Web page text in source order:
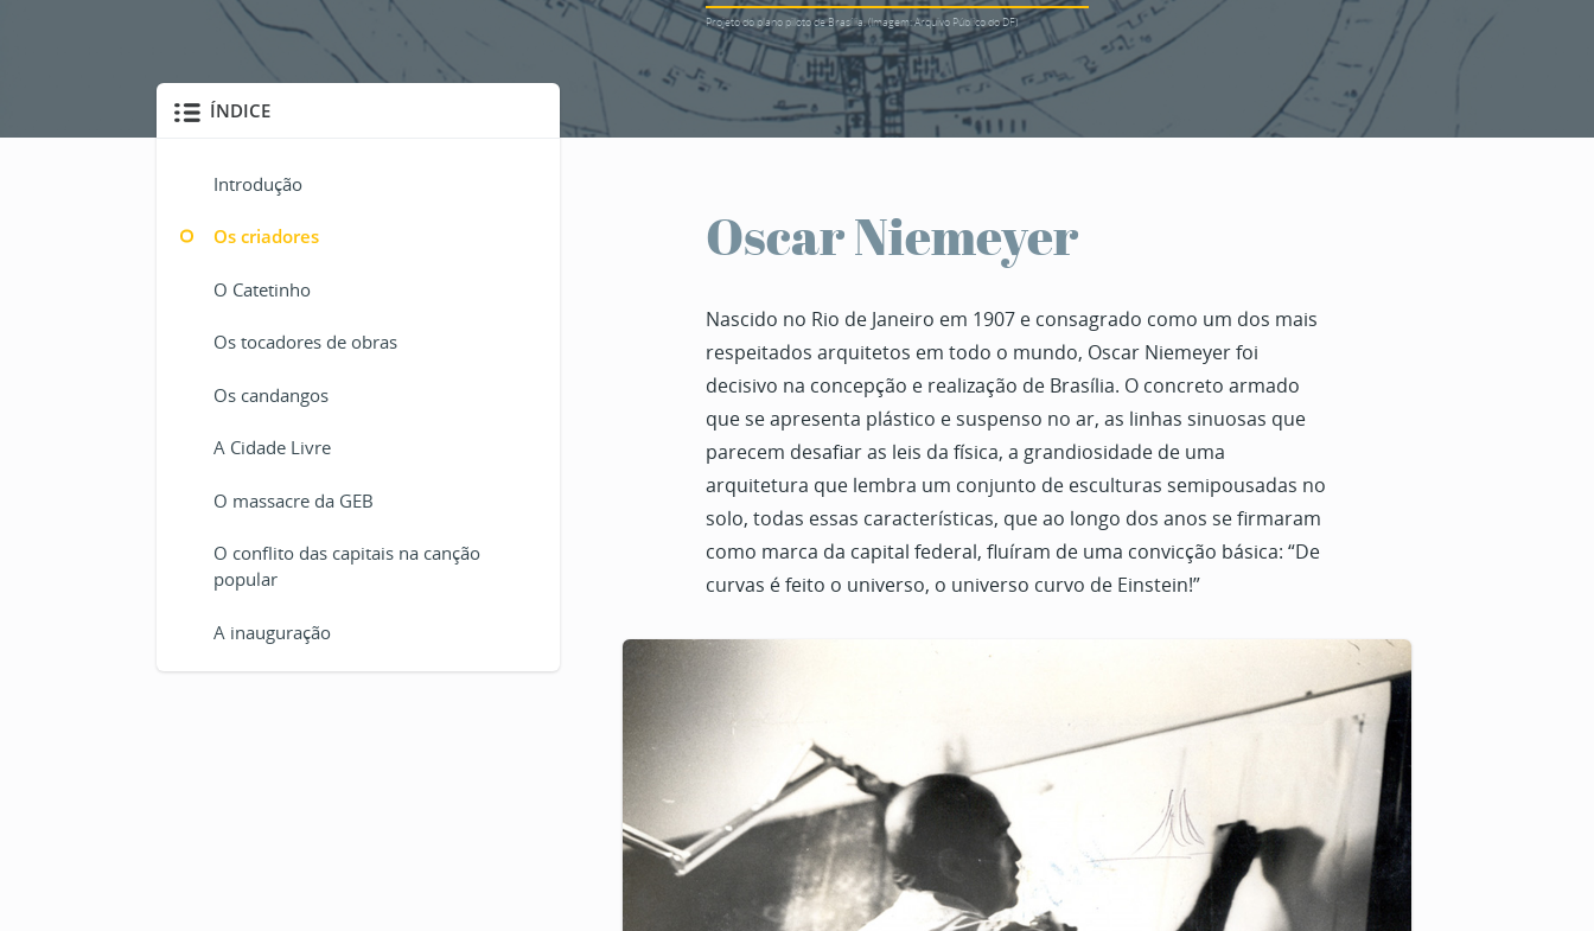
Projeto do plano piloto de Brasília. (Imagem: Arquivo Público do DF)
ÍNDICE
Introdução
Os criadores
O Catetinho
Os tocadores de obras
Os candangos
A Cidade Livre
O massacre da GEB
O conflito das capitais na canção
popular
A inauguração
Oscar Niemeyer
Nascido no Rio de Janeiro em 1907 e consagrado como um dos mais
respeitados arquitetos em todo o mundo, Oscar Niemeyer foi
decisivo na concepção e realização de Brasília. O concreto armado
que se apresenta plástico e suspenso no ar, as linhas sinuosas que
parecem desafiar as leis da física, a grandiosidade de uma
arquitetura que lembra um conjunto de esculturas semipousadas no
solo, todas essas características, que ao longo dos anos se firmaram
como marca da capital federal, fluíram de uma convicção básica: “De
curvas é feito o universo, o universo curvo de Einstein!”